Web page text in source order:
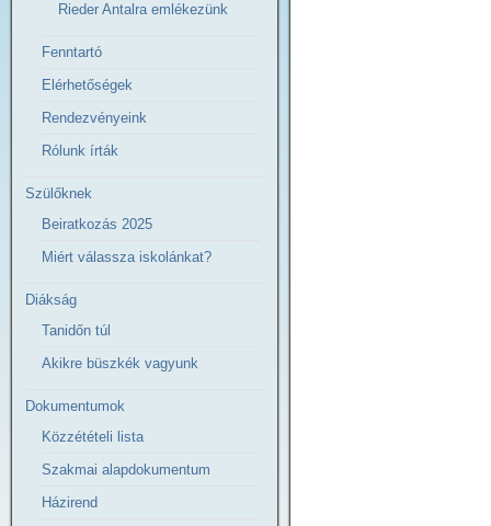
Rieder Antalra emlékezünk
Fenntartó
Elérhetőségek
Rendezvényeink
Rólunk írták
Szülőknek
Beiratkozás 2025
Miért válassza iskolánkat?
Diákság
Tanidőn túl
Akikre büszkék vagyunk
Dokumentumok
Közzétételi lista
Szakmai alapdokumentum
Házirend